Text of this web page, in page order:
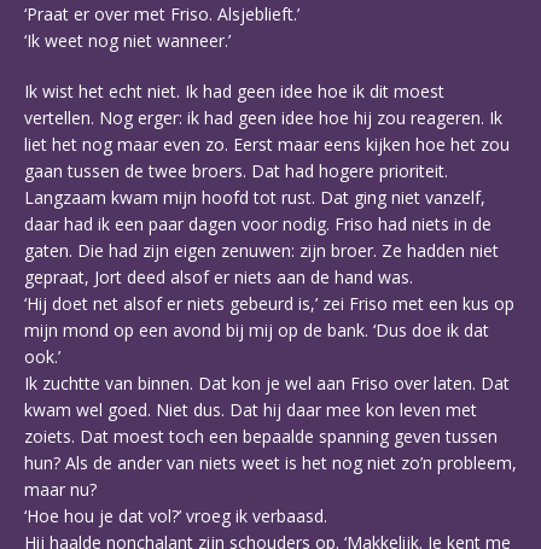
‘Praat er over met Friso. Alsjeblieft.’
‘Ik weet nog niet wanneer.’
Ik wist het echt niet. Ik had geen idee hoe ik dit moest
vertellen. Nog erger: ik had geen idee hoe hij zou reageren. Ik
liet het nog maar even zo. Eerst maar eens kijken hoe het zou
gaan tussen de twee broers. Dat had hogere prioriteit.
Langzaam kwam mijn hoofd tot rust. Dat ging niet vanzelf,
daar had ik een paar dagen voor nodig. Friso had niets in de
gaten. Die had zijn eigen zenuwen: zijn broer. Ze hadden niet
gepraat, Jort deed alsof er niets aan de hand was.
‘Hij doet net alsof er niets gebeurd is,’ zei Friso met een kus op
mijn mond op een avond bij mij op de bank. ‘Dus doe ik dat
ook.’
Ik zuchtte van binnen. Dat kon je wel aan Friso over laten. Dat
kwam wel goed. Niet dus. Dat hij daar mee kon leven met
zoiets. Dat moest toch een bepaalde spanning geven tussen
hun? Als de ander van niets weet is het nog niet zo’n probleem,
maar nu?
‘Hoe hou je dat vol?’ vroeg ik verbaasd.
Hij haalde nonchalant zijn schouders op. ‘Makkelijk. Je kent me